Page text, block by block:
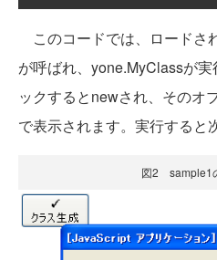
このコードでは、ロードさ
が呼ばれ、yone.MyClassが
ックするとnewされ、そのオ
で表示されます。実行すると
図2 sample1